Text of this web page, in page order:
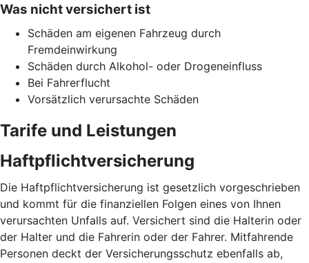
Was nicht versichert ist
Schäden am eigenen Fahrzeug durch
Fremdeinwirkung
Schäden durch Alkohol- oder Drogeneinfluss
Bei Fahrerflucht
Vorsätzlich verursachte Schäden
Tarife und Leistungen
Haftpflichtversicherung
Die Haftpflichtversicherung ist gesetzlich vorgeschrieben
und kommt für die finanziellen Folgen eines von Ihnen
verursachten Unfalls auf. Versichert sind die Halterin oder
der Halter und die Fahrerin oder der Fahrer. Mitfahrende
Personen deckt der Versicherungsschutz ebenfalls ab,